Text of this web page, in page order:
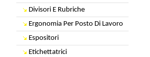
Divisori E Rubriche
Ergonomia Per Posto Di Lavoro
Espositori
Etichettatrici